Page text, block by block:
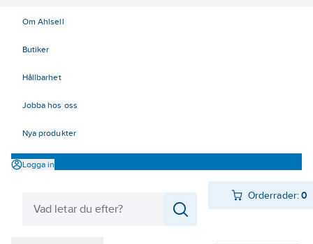
Om Ahlsell
Butiker
Hållbarhet
Jobba hos oss
Nya produkter
Logga in
Orderrader:0